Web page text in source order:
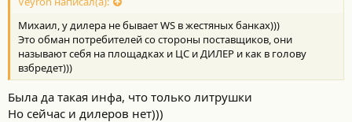
Михаил, у дилера не бывает WS в жестяных банках)))
Это обман потребителей со стороны поставщиков, они
называют себя на площадках и ЦС и ДИЛЕР и как в голову
взбредет)))
Была да такая инфа, что только литрушки
Но сейчас и дилеров нет)))